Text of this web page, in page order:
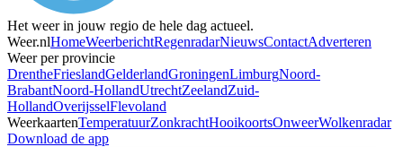
Het weer in jouw regio de hele dag actueel.
Weer.nlHomeWeerberichtRegenradarNieuwsContactAdverteren
Weer per provincie
DrentheFrieslandGelderlandGroningenLimburgNoord-
BrabantNoord-HollandUtrechtZeelandZuid-
HollandOverijsselFlevoland
WeerkaartenTemperatuurZonkrachtHooikoortsOnweerWolkenradar
Download de app